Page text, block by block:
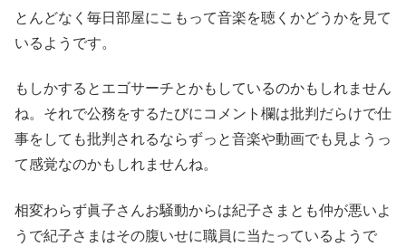
とんどなく毎日部屋にこもって音楽を聴くかどうかを見て
いるようです。
もしかするとエゴサーチとかもしているのかもしれません
ね。それで公務をするたびにコメント欄は批判だらけで仕
事をしても批判されるならずっと音楽や動画でも見ようっ
て感覚なのかもしれませんね。
相変わらず眞子さんお騒動からは紀子さまとも仲が悪いよ
うで紀子さまはその腹いせに職員に当たっているようで